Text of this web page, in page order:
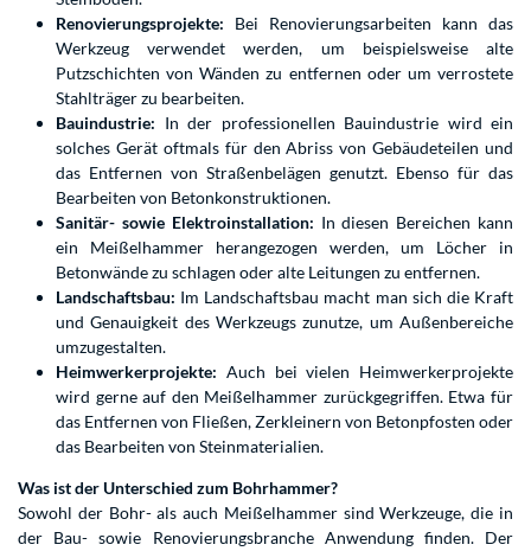
Renovierungsprojekte: Bei Renovierungsarbeiten kann das
Werkzeug verwendet werden, um beispielsweise alte
Putzschichten von Wänden zu entfernen oder um verrostete
Stahlträger zu bearbeiten.
Bauindustrie: In der professionellen Bauindustrie wird ein
solches Gerät oftmals für den Abriss von Gebäudeteilen und
das Entfernen von Straßenbelägen genutzt. Ebenso für das
Bearbeiten von Betonkonstruktionen.
Sanitär- sowie Elektroinstallation: In diesen Bereichen kann
ein Meißelhammer herangezogen werden, um Löcher in
Betonwände zu schlagen oder alte Leitungen zu entfernen.
Landschaftsbau: Im Landschaftsbau macht man sich die Kraft
und Genauigkeit des Werkzeugs zunutze, um Außenbereiche
umzugestalten.
Heimwerkerprojekte: Auch bei vielen Heimwerkerprojekte
wird gerne auf den Meißelhammer zurückgegriffen. Etwa für
das Entfernen von Fließen, Zerkleinern von Betonpfosten oder
das Bearbeiten von Steinmaterialien.
Was ist der Unterschied zum Bohrhammer?
Sowohl der Bohr- als auch Meißelhammer sind Werkzeuge, die in
der Bau- sowie Renovierungsbranche Anwendung finden. Der